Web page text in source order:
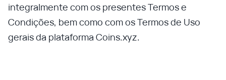
integralmente com os presentes Termos e
Condições, bem como com os Termos de Uso
gerais da plataforma Coins.xyz.